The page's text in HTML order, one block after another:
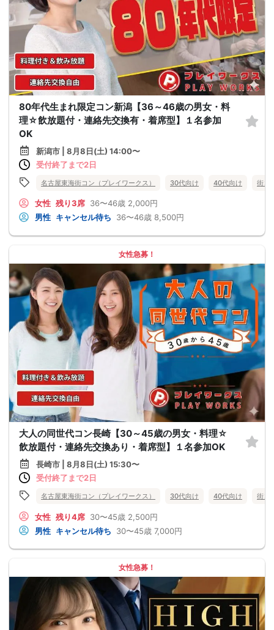
80年代生まれ限定コン新潟【36～46歳の男女・料
理☆飲放題付・連絡先交換有・着席型】１名参加
OK
新潟市 | 8月8日(土) 14:00〜
受付終了まで2日
名古屋東海街コン（プレイワークス） 30代向け 40代向け 街コ
女性 残り3席 36〜46歳 2,000円
男性 キャンセル待ち 36〜46歳 8,500円
女性急募！
大人の同世代コン長崎【30～45歳の男女・料理☆
飲放題付・連絡先交換あり・着席型】１名参加OK
長崎市 | 8月8日(土) 15:30〜
受付終了まで2日
名古屋東海街コン（プレイワークス） 30代向け 40代向け 街コ
女性 残り4席 30〜45歳 2,500円
男性 キャンセル待ち 30〜45歳 7,000円
女性急募！